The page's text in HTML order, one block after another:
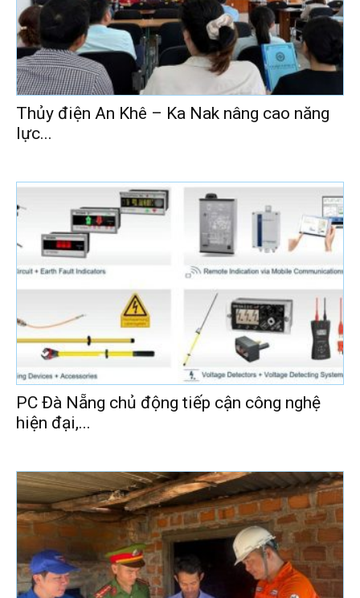
Thủy điện An Khê – Ka Nak nâng cao năng
lực...
PC Đà Nẵng chủ động tiếp cận công nghệ
hiện đại,...